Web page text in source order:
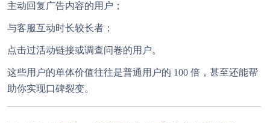
主动回复广告内容的用户；
与客服互动时长较长者；
点击过活动链接或调查问卷的用户。
这些用户的单体价值往往是普通用户的 100 倍，甚至还能帮
助你实现口碑裂变。